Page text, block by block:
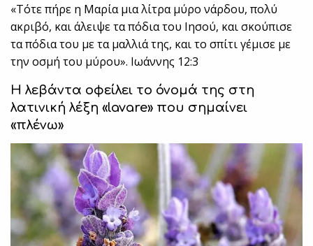
«Τότε πήρε η Μαρία μια λίτρα μύρο νάρδου, πολύ
ακριβό, και άλειψε τα πόδια του Ιησού, και σκούπισε
τα πόδια του με τα μαλλιά της, και το σπίτι γέμισε με
την οσμή του μύρου». Ιωάννης 12:3
Η λεβάντα οφείλει το όνομά της στη
λατινική λέξη «lavare» που σημαίνει
«πλένω»